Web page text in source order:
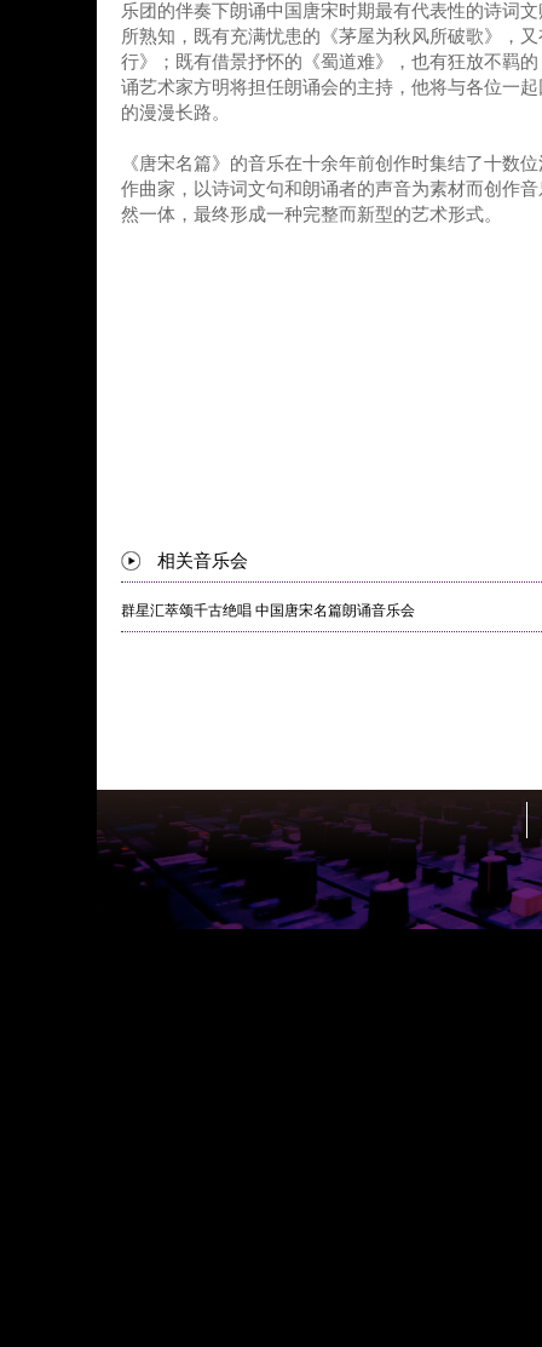
乐团的伴奏下朗诵中国唐宋时期最有代表性的诗词
所熟知，既有充满忧患的《茅屋为秋风所破歌》，
行》；既有借景抒怀的《蜀道难》，也有狂放不羁
诵艺术家方明将担任朗诵会的主持，他将与各位一
的漫漫长路。
《唐宋名篇》的音乐在十余年前创作时集结了十数
作曲家，以诗词文句和朗诵者的声音为素材而创作
然一体，最终形成一种完整而新型的艺术形式。
相关音乐会
群星汇萃颂千古绝唱 中国唐宋名篇朗诵音乐会